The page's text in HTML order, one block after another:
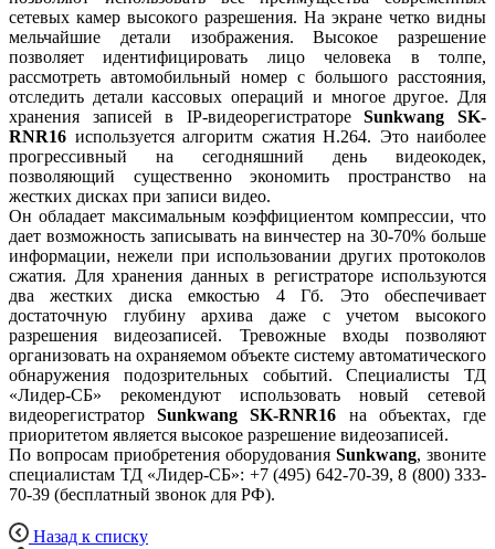
сетевых камер высокого разрешения. На экране четко видны
мельчайшие детали изображения. Высокое разрешение
позволяет идентифицировать лицо человека в толпе,
рассмотреть автомобильный номер с большого расстояния,
отследить детали кассовых операций и многое другое. Для
хранения записей в IP-видеорегистратореSunkwang SK-
RNR16 используется алгоритм сжатия H.264. Это наиболее
прогрессивный на сегодняшний день видеокодек,
позволяющий существенно экономить пространство на
жестких дисках при записи видео.
Он обладает максимальным коэффициентом компрессии, что
дает возможность записывать на винчестер на 30-70% больше
информации, нежели при использовании других протоколов
сжатия. Для хранения данных в регистраторе используются
два жестких диска емкостью 4 Гб. Это обеспечивает
достаточную глубину архива даже с учетом высокого
разрешения видеозаписей. Тревожные входы позволяют
организовать на охраняемом объекте систему автоматического
обнаружения подозрительных событий. Специалисты ТД
«Лидер-СБ» рекомендуют использовать новый сетевой
видеорегистраторSunkwang SK-RNR16 на объектах, где
приоритетом является высокое разрешение видеозаписей.
По вопросам приобретения оборудования Sunkwang, звоните
специалистам ТД «Лидер-СБ»: +7 (495) 642-70-39, 8 (800) 333-
70-39 (бесплатный звонок для РФ).
Назад к списку